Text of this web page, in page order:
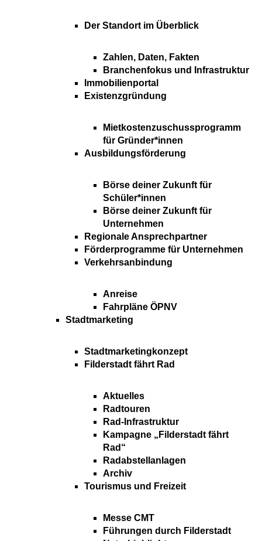
Der Standort im Überblick
Zahlen, Daten, Fakten
Branchenfokus und Infrastruktur
Immobilienportal
Existenzgründung
Mietkostenzuschussprogramm
für Gründer*innen
Ausbildungsförderung
Börse deiner Zukunft für
Schüler*innen
Börse deiner Zukunft für
Unternehmen
Regionale Ansprechpartner
Förderprogramme für Unternehmen
Verkehrsanbindung
Anreise
Fahrpläne ÖPNV
Stadtmarketing
Stadtmarketingkonzept
Filderstadt fährt Rad
Aktuelles
Radtouren
Rad-Infrastruktur
Kampagne „Filderstadt fährt
Rad“
Radabstellanlagen
Archiv
Tourismus und Freizeit
Messe CMT
Führungen durch Filderstadt